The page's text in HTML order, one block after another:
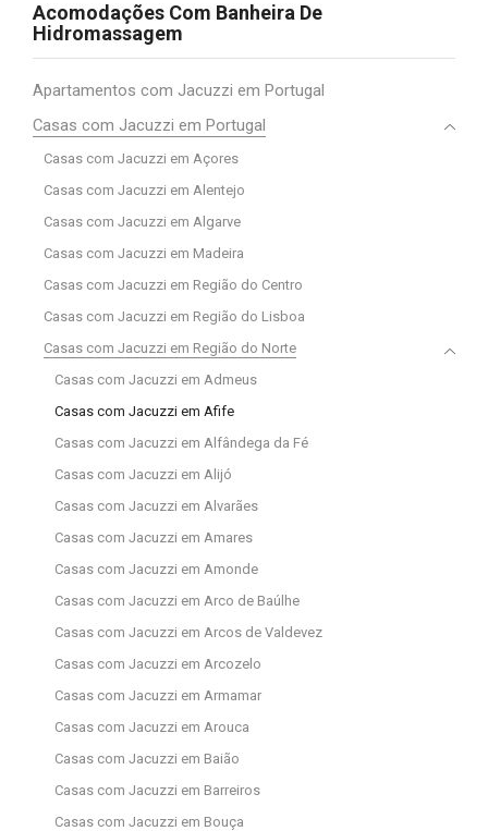
Acomodações Com Banheira De
Hidromassagem
Apartamentos com Jacuzzi em Portugal
Casas com Jacuzzi em Portugal
Casas com Jacuzzi em Açores
Casas com Jacuzzi em Alentejo
Casas com Jacuzzi em Algarve
Casas com Jacuzzi em Madeira
Casas com Jacuzzi em Região do Centro
Casas com Jacuzzi em Região do Lisboa
Casas com Jacuzzi em Região do Norte
Casas com Jacuzzi em Admeus
Casas com Jacuzzi em Afife
Casas com Jacuzzi em Alfândega da Fé
Casas com Jacuzzi em Alijó
Casas com Jacuzzi em Alvarães
Casas com Jacuzzi em Amares
Casas com Jacuzzi em Amonde
Casas com Jacuzzi em Arco de Baúlhe
Casas com Jacuzzi em Arcos de Valdevez
Casas com Jacuzzi em Arcozelo
Casas com Jacuzzi em Armamar
Casas com Jacuzzi em Arouca
Casas com Jacuzzi em Baião
Casas com Jacuzzi em Barreiros
Casas com Jacuzzi em Bouça